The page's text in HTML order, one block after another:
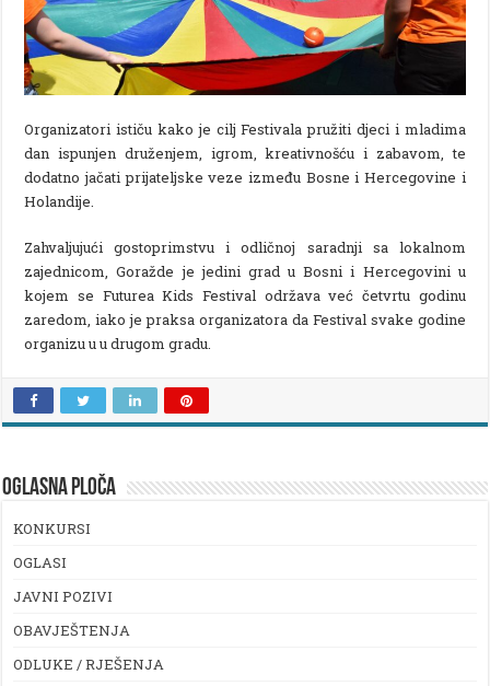
Organizatori ističu kako je cilj Festivala pružiti djeci i mladima
dan ispunjen druženjem, igrom, kreativnošću i zabavom, te
dodatno jačati prijateljske veze između Bosne i Hercegovine i
Holandije.
Zahvaljujući gostoprimstvu i odličnoj saradnji sa lokalnom
zajednicom, Goražde je jedini grad u Bosni i Hercegovini u
kojem se Futurea Kids Festival održava već četvrtu godinu
zaredom, iako je praksa organizatora da Festival svake godine
organizu u u drugom gradu.
OGLASNA PLOČA
KONKURSI
OGLASI
JAVNI POZIVI
OBAVJEŠTENJA
ODLUKE / RJEŠENJA